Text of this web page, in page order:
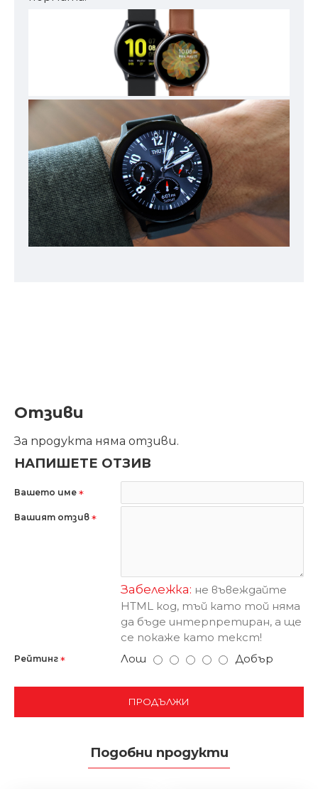
Отзиви
За продукта няма отзиви.
НАПИШЕТЕ ОТЗИВ
Вашето име
Вашият отзив
Забележка: не въвеждайте
HTML код, тъй като той няма
да бъде интерпретиран, а ще
се покаже като текст!
Рейтинг Лош Добър
ПРОДЪЛЖИ
Подобни продукти